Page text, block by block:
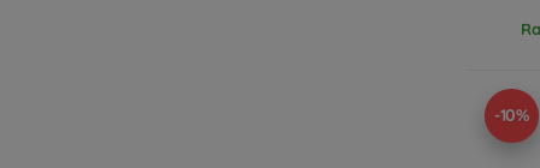
-10%